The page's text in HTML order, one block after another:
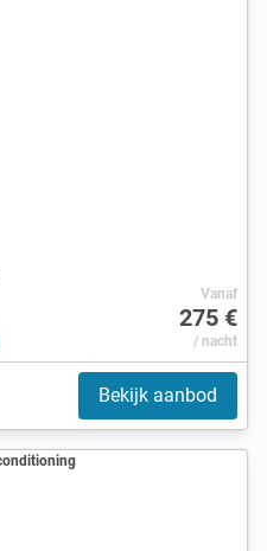
Vanaf
275 €
/ nacht
Bekijk aanbod